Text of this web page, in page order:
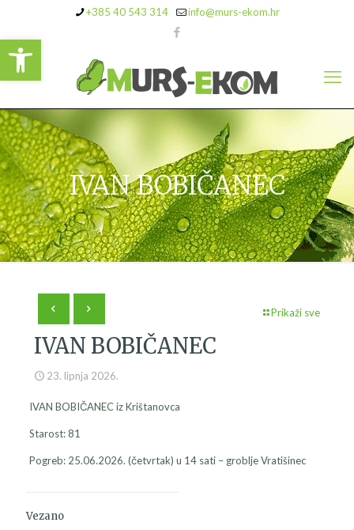
Open toolbar
+385 40 543 314 info@murs-ekom.hr
IVAN BOBIČANEC
Prikaži sve
IVAN BOBIČANEC
23. lipnja 2026.
IVAN BOBIČANEC iz Krištanovca
Starost: 81
Pogreb: 25.06.2026. (četvrtak) u 14 sati – groblje Vratišinec
Vezano